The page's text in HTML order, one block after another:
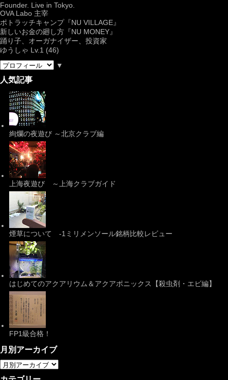
Founder. Live in Tokyo.
OVA Labo 主宰
ポトラッチキャンプ『NU VILLAGE』
新しいお金の廻し方『NU MONEY』
踊り子、オーガナイザー、投資家
ゆうしゃ Lv.1 (46)
▼
人気記事
絢爛の夜遊び ～北京クラブ編
上海夜遊び ～上海クラブガイド
煙草について -1ミリメンソール銘柄比較レビュー
はじめてのアクアリウム＆アクアポニックス【殺虫剤・エビ編】
FP1級合格！
月別アーカイブ